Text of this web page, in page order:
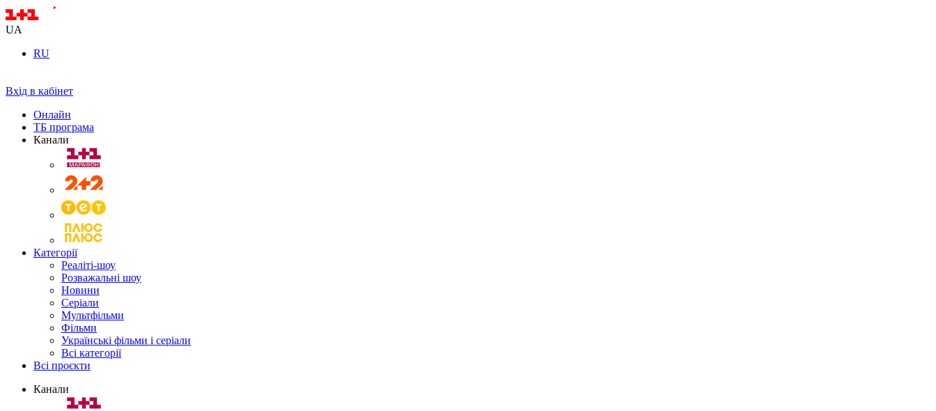
UA
RU
Вхід в кабінет
Онлайн
ТБ програма
Канали
Категорії
Реаліті-шоу
Розважальні шоу
Новини
Серіали
Мультфільми
Фільми
Українські фільми і серіали
Всі категорії
Всі проєкти
Канали